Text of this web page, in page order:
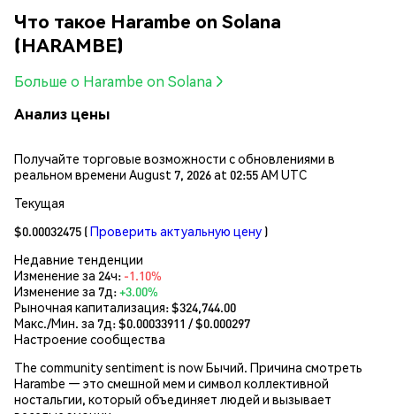
Что такое Harambe on Solana
(HARAMBE)
Больше о Harambe on Solana
Анализ цены
Получайте торговые возможности с обновлениями в
реальном времени August 7, 2026 at 02:55 AM UTC
Текущая
$0.00032475 (Проверить актуальную цену )
Недавние тенденции
Изменение за 24ч: -1.10%
Изменение за 7д:+3.00%
Рыночная капитализация:$324,744.00
Макс./Мин. за 7д: $0.00033911 / $0.000297
Настроение сообщества
The community sentiment is now Бычий. Причина смотреть
Harambe — это смешной мем и символ коллективной
ностальгии, который объединяет людей и вызывает